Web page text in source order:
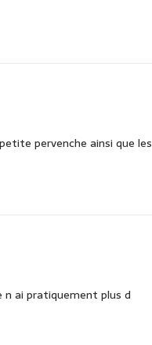
pervenche ainsi que les
n ai pratiquement plus d